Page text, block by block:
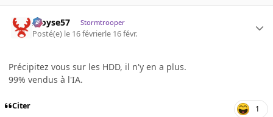
Aloyse57 Stormtrooper
Posté(e) le 16 févrierle 16 févr.
Précipitez vous sur les HDD, il n'y en a plus.
99% vendus à l'IA.
Citer 1